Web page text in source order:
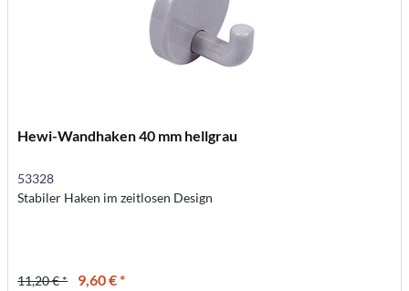
Hewi-Wandhaken 40 mm hellgrau
53328
Stabiler Haken im zeitlosen Design
11,20 € * 9,60 € *